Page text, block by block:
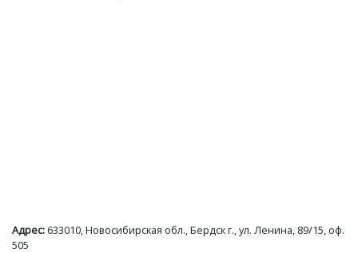
Адрес: 633010, Новосибирская обл., Бердск г., ул. Ленина, 89/15, оф.
505